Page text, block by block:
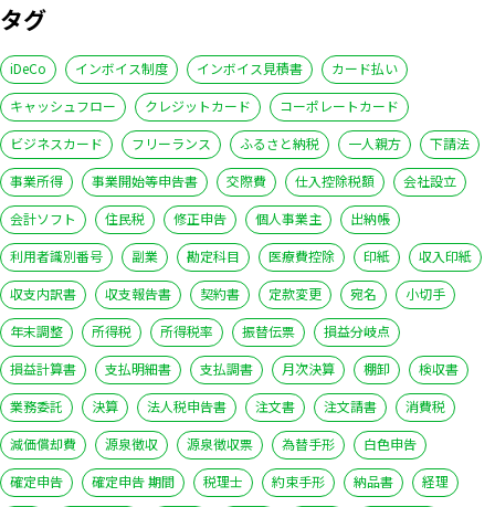
タグ
iDeCo インボイス制度 インボイス見積書
カード払い
キャッシュフロー
クレジットカード
コーポレートカード
ビジネスカード
フリーランス ふるさと納税 一人親方
下請法
事業所得
事業開始等申告書 交際費 仕入控除税額
会社設立
会計ソフト
住民税 修正申告 個人事業主
出納帳
利用者識別番号
副業 勘定科目 医療費控除 印紙
収入印紙
収支内訳書
収支報告書 契約書 定款変更 宛名
小切手
年末調整
所得税 所得税率 振替伝票
損益分岐点
損益計算書
支払明細書 支払調書 月次決算 棚卸
検収書
業務委託
決算 法人税申告書 注文書 注文請書
消費税
減価償却費
源泉徴収 源泉徴収票 為替手形
白色申告
確定申告
確定申告 期間 税理士 約束手形 納品書
経理